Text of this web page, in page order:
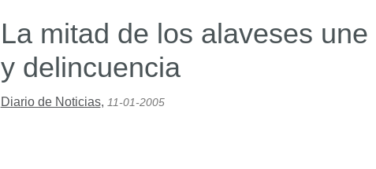
La mitad de los alaveses
y delincuencia
Diario de Noticias, 11-01-2005